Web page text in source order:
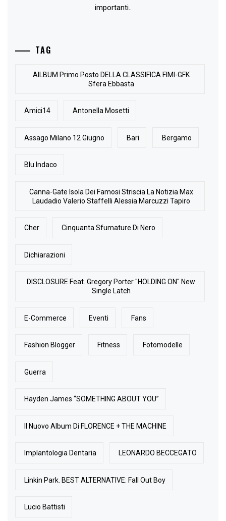
importanti..
TAG
AlLBUM Primo Posto DELLA CLASSIFICA FIMI-GFK
Sfera Ebbasta
Amici14 Antonella Mosetti
Assago Milano 12 Giugno Bari Bergamo
Blu Indaco
Canna-Gate Isola Dei Famosi Striscia La Notizia Max
Laudadio Valerio Staffelli Alessia Marcuzzi Tapiro
Cher Cinquanta Sfumature Di Nero
Dichiarazioni
DISCLOSURE Feat. Gregory Porter "HOLDING ON" New
Single Latch
E-Commerce Eventi Fans
Fashion Blogger Fitness Fotomodelle
Guerra
Hayden James “SOMETHING ABOUT YOU”
Il Nuovo Album Di FLORENCE + THE MACHINE
Implantologia Dentaria LEONARDO BECCEGATO
Linkin Park. BEST ALTERNATIVE: Fall Out Boy
Lucio Battisti